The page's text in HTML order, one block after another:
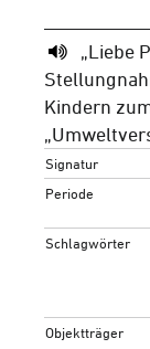
„Liebe
Kindern
Signatur
Periode
Schlagwörter
Objektträger